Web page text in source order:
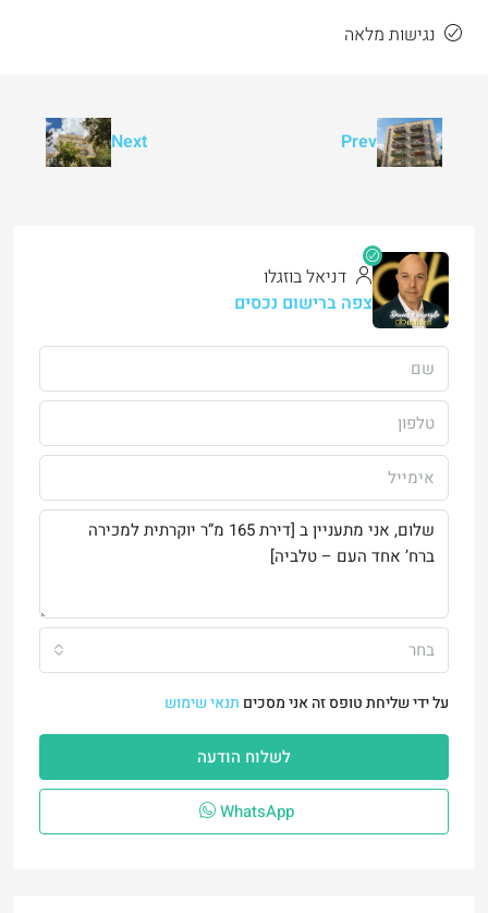
נגישות מלאה
Prev
Next
דניאל בוזגלו
צפה ברישום נכסים
בחר
על ידי שליחת טופס זה אני מסכים תנאי שימוש
לשלוח הודעה
WhatsApp